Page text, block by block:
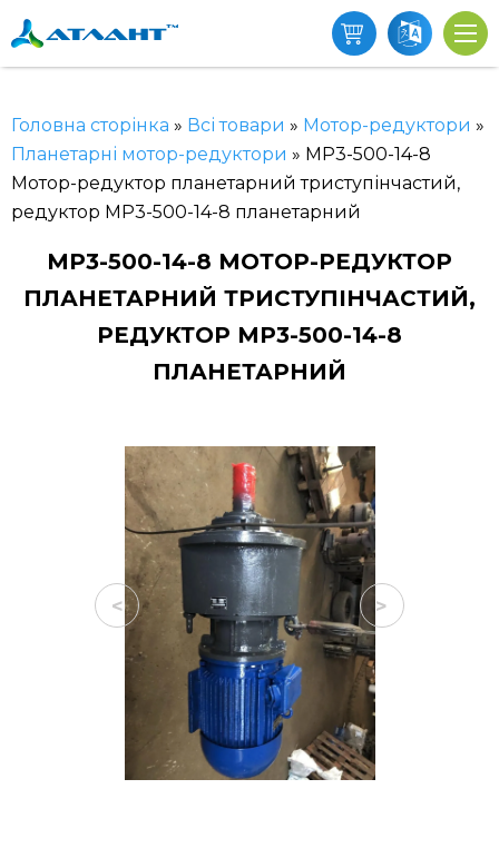
Головна сторінка » Всі товари » Мотор-редуктори »
Планетарні мотор-редуктори » МР3-500-14-8
Мотор-редуктор планетарний триступінчастий,
редуктор МР3-500-14-8 планетарний
МР3-500-14-8 МОТОР-РЕДУКТОР
ПЛАНЕТАРНИЙ ТРИСТУПІНЧАСТИЙ,
РЕДУКТОР МР3-500-14-8
ПЛАНЕТАРНИЙ
< >